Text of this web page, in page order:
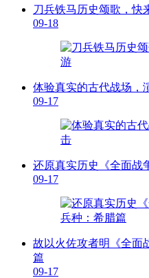
刀兵铁马历史颂歌，快
09-18
体验真实的古代战场，
09-17
还原真实历史《全面战
09-17
故以火佐攻者明《全面
篇
09-17